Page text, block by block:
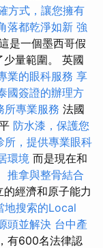
方式，讓您擁有
落都乾淨如新 強
是一個墨西哥假
量範圍。 英國
業的眼科服務 享
國簽證的辦理方
所專業服務 法國
防水漆，保護您
所，提供專業眼科
環境 而是現在和
推拿與整骨結合
經濟和原子能力
地搜索的Local
頭並解決 台中產
有600名法律認